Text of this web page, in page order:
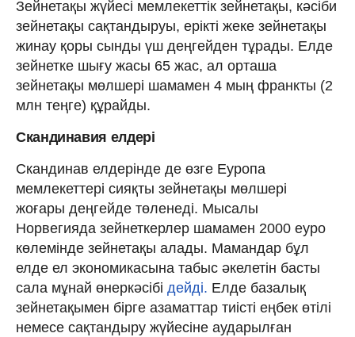
Зейнетақы жүйесі мемлекеттік зейнетақы, кәсіби
зейнетақы сақтандыруы, ерікті жеке зейнетақы
жинау қоры сынды үш деңгейден тұрады. Елде
зейнетке шығу жасы 65 жас, ал орташа
зейнетақы мөлшері шамамен 4 мың франкты (2
млн теңге) құрайды.
Скандинавия елдері
Скандинав елдерінде де өзге Еуропа
мемлекеттері сияқты зейнетақы мөлшері
жоғары деңгейде төленеді. Мысалы
Норвегияда зейнеткерлер шамамен 2000 еуро
көлемінде зейнетақы алады. Мамандар бұл
елде ел экономикасына табыс әкелетін басты
сала мұнай өнеркәсібі дейді. Елде базалық
зейнетақымен бірге азаматтар тиісті еңбек өтілі
немесе сақтандыру жүйесіне аударылған